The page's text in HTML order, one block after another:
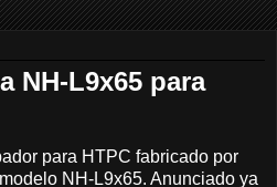
NH-L9x65 para
para HTPC fabricado por
NH-L9x65. Anunciado ya